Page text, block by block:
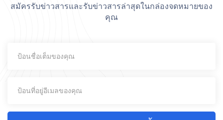
สมัครรับข่าวสารและรับข่าวสารล่าสุดในกล่องจดหมายของ
คุณ